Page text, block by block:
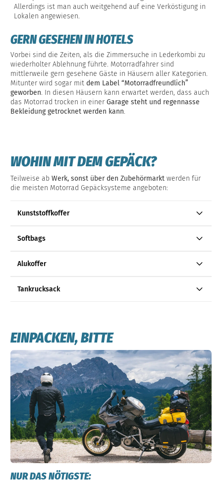
Allerdings ist man auch weitgehend auf eine Verköstigung in
Lokalen angewiesen.
GERN GESEHEN IN HOTELS
Vorbei sind die Zeiten, als die Zimmersuche in Lederkombi zu
wiederholter Ablehnung führte. Motorradfahrer sind
mittlerweile gern gesehene Gäste in Häusern aller Kategorien.
Mitunter wird sogar mit dem Label “Motorradfreundlich”
geworben. In diesen Häusern kann erwartet werden, dass auch
das Motorrad trocken in einer Garage steht und regennasse
Bekleidung getrocknet werden kann.
WOHIN MIT DEM GEPÄCK?
Teilweise ab Werk, sonst über den Zubehörmarkt werden für
die meisten Motorrad Gepäcksysteme angeboten:
Kunststoffkoffer
Softbags
Alukoffer
Tankrucksack
EINPACKEN, BITTE
NUR DAS NÖTIGSTE: